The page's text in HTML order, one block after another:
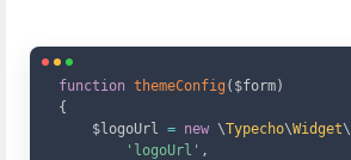
function themeConfig ( $form)
{
    $logoUrl
= new \Typecho\Widget\
'logoUrl' ,